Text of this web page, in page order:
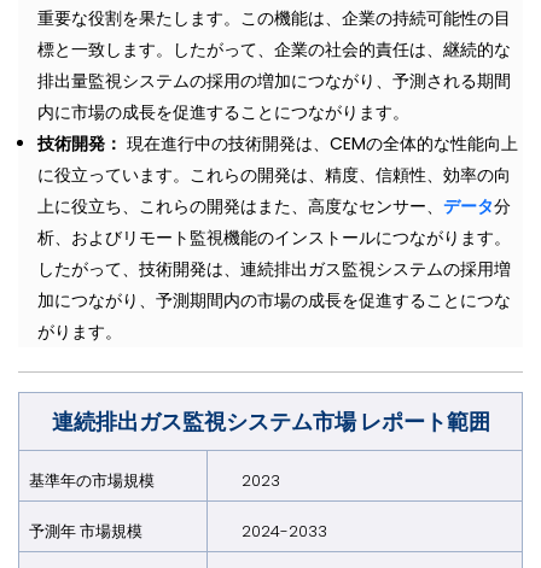
重要な役割を果たします。この機能は、企業の持続可能性の目
標と一致します。したがって、企業の社会的責任は、継続的な
排出量監視システムの採用の増加につながり、予測される期間
内に市場の成長を促進することにつながります。
技術開発： 現在進行中の技術開発は、CEMの全体的な性能向上
に役立っています。これらの開発は、精度、信頼性、効率の向
上に役立ち、これらの開発はまた、高度なセンサー、 データ分
析、およびリモート監視機能のインストールにつながります。
したがって、技術開発は、連続排出ガス監視システムの採用増
加につながり、予測期間内の市場の成長を促進することにつな
がります。
連続排出ガス監視システム市場 レポート範囲
基準年の市場規模 2023
予測年 市場規模 2024-2033